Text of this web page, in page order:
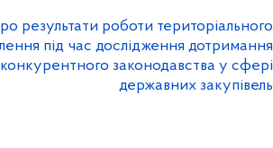
результати роботи територіального
під час дослідження дотримання
конкурентного законодавства у сфері
державних закупівель